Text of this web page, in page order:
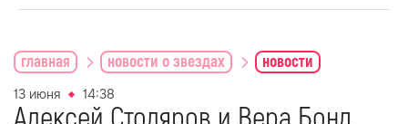
главная новости о звездах новости
13 июня 14:38